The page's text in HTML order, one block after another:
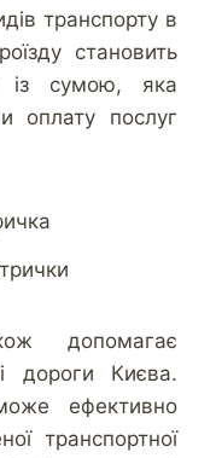
транспорту в
становить
із сумою, яка
оплату послуг
допомагає
дороги Києва.
ефективно
транспортної